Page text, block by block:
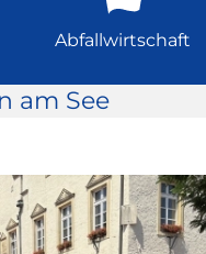
Abfallwirtschaft
am See